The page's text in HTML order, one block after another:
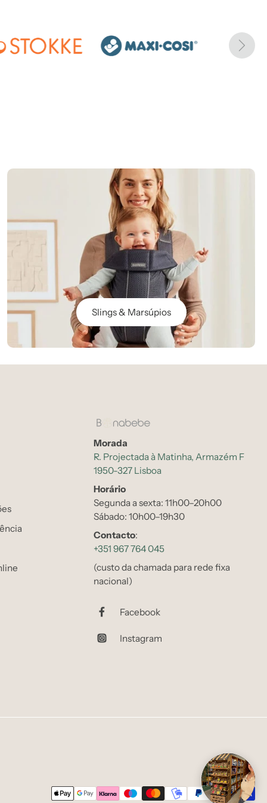
Slings & Marsúpios
Morada
R. Projectada à Matinha, Armazém F
1950-327 Lisboa
Horário
Segunda a sexta: 11h00–20h00
Sábado: 10h00–19h30
Contacto:
+351 967 764 045
(custo da chamada para rede fixa
nacional)
Facebook
Instagram